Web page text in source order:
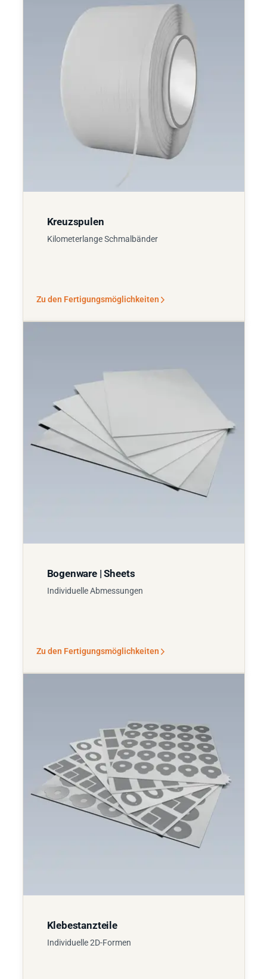
Kreuzspulen
Kilometerlange Schmalbänder
Zu den Fertigungsmöglichkeiten
Bogenware | Sheets
Individuelle Abmessungen
Zu den Fertigungsmöglichkeiten
Klebestanzteile
Individuelle 2D-Formen